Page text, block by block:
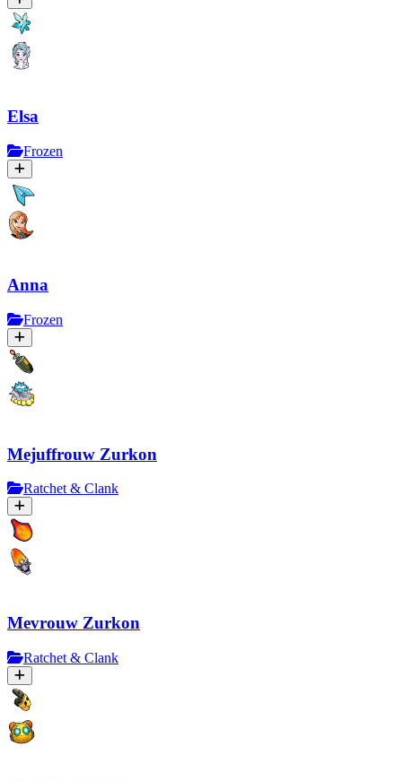
Elsa
Frozen
Anna
Frozen
Mejuffrouw Zurkon
Ratchet & Clank
Mevrouw Zurkon
Ratchet & Clank